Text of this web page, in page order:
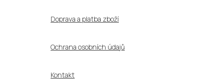
Doprava a platba zboží
Ochrana osobních údajů
Kontakt